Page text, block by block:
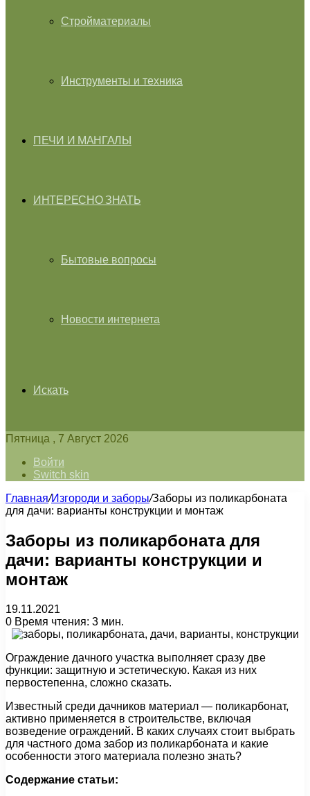
Стройматериалы
Инструменты и техника
ПЕЧИ И МАНГАЛЫ
ИНТЕРЕСНО ЗНАТЬ
Бытовые вопросы
Новости интернета
Искать
Пятница , 7 Август 2026
Войти
Switch skin
Главная/Изгороди и заборы/Заборы из поликарбоната
для дачи: варианты конструкции и монтаж
Заборы из поликарбоната для
дачи: варианты конструкции и
монтаж
19.11.2021
0 Время чтения: 3 мин.
Ограждение дачного участка выполняет сразу две
функции: защитную и эстетическую. Какая из них
первостепенна, сложно сказать.
Известный среди дачников материал — поликарбонат,
активно применяется в строительстве, включая
возведение ограждений. В каких случаях стоит выбрать
для частного дома забор из поликарбоната и какие
особенности этого материала полезно знать?
Содержание статьи: